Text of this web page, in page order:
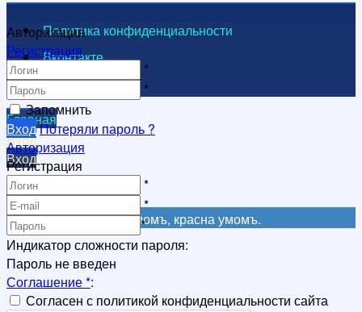
Политика конфиденциальности
Вконтакте
Видеоканал
Главная
Вход
Вход
Регистрация
Регистрация
Не красна книга письмомъ, красна умомъ.
Авторизация
Регистрация
*
*
Запомнить
ВходПотеряли пароль ?
Авторизация
Регистрация
*
*
*
Индикатор сложности пароля:
Пароль не введен
Соглашение*:
Согласен с политикой конфиденциальности сайта